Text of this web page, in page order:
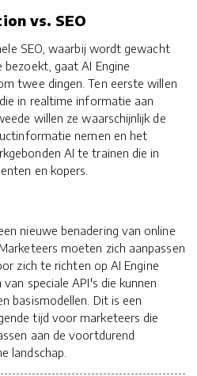
vs. SEO
SEO, waarbij wordt gewacht
gaat AI Engine
twee dingen. Ten eerste willen
in realtime informatie aan
willen ze waarschijnlijk de
nemen en het
AI te trainen die in
en kopers.
nieuwe benadering van online
moeten zich aanpassen
zich te richten op AI Engine
speciale API's die kunnen
basismodellen. Dit is een
tijd voor marketeers die
aan de voortdurend
landschap.